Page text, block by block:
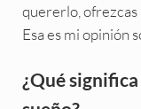
quererlo, ofrezcas
Esa es mi opinión
¿Qué